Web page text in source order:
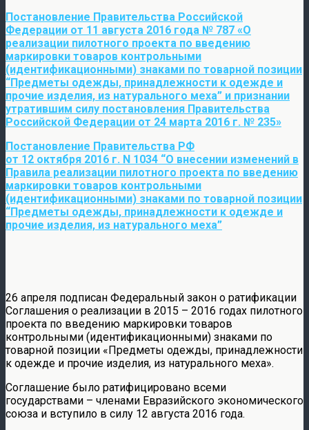
Постановление Правительства Российской
Федерации от 11 августа 2016 года № 787 «О
реализации пилотного проекта по введению
маркировки товаров контрольными
(идентификационными) знаками по товарной позиции
“Предметы одежды, принадлежности к одежде и
прочие изделия, из натурального меха” и признании
утратившим силу постановления Правительства
Российской Федерации от 24 марта 2016 г. № 235»
Постановление Правительства РФ
от 12 октября 2016 г. N 1034 “О внесении изменений в
Правила реализации пилотного проекта по введению
маркировки товаров контрольными
(идентификационными) знаками по товарной позиции
“Предметы одежды, принадлежности к одежде и
прочие изделия, из натурального меха”
26 апреля подписан Федеральный закон о ратификации
Соглашения о реализации в 2015 – 2016 годах пилотного
проекта по введению маркировки товаров
контрольными (идентификационными) знаками по
товарной позиции «Предметы одежды, принадлежности
к одежде и прочие изделия, из натурального меха».
Соглашение было ратифицировано всеми
государствами – членами Евразийского экономического
союза и вступило в силу 12 августа 2016 года.